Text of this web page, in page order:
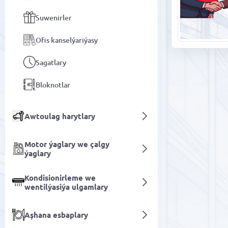
Suwenirler
Ofis kanselýariýasy
Sagatlary
Bloknotlar
Awtoulag harytlary
Motor ýaglary we çalgy
ýaglary
Kondisionirleme we
wentilýasiýa ulgamlary
Aşhana esbaplary